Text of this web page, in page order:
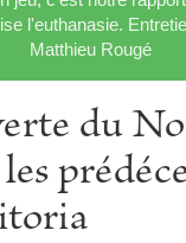
l'euthanasie.
Matthieu Rougé
du